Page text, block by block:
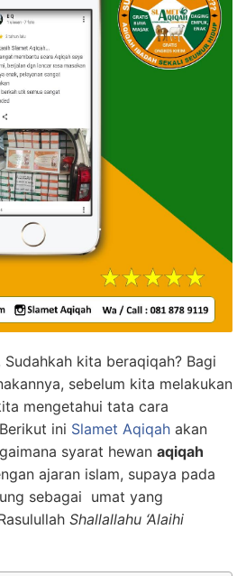
Sudahkah kita beraqiqah? Bagi
sebelum kita melakukan
mengetahui tata cara
ini Slamet Aqiqah akan
syarat hewan aqiqah
ajaran islam, supaya pada
sebagai umat yang
Shallallahu ‘Alaihi